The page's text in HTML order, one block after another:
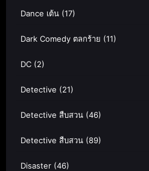
Dance เต้น (17)
Dark Comedy ตลกร้าย (11)
DC (2)
Detective (21)
Detective สืบสวน (46)
Detective สืบสวน (89)
Disaster (46)